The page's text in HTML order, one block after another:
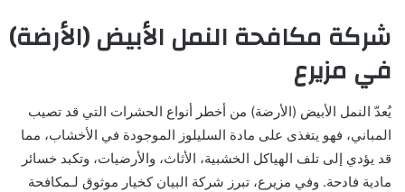
شركة مكافحة النمل الأبيض (الأرضة)
في مزيرع
يُعدّ النمل الأبيض (الأرضة) من أخطر أنواع الحشرات التي قد تصيب
المباني، فهو يتغذى على مادة السليلوز الموجودة في الأخشاب، مما
قد يؤدي إلى تلف الهياكل الخشبية، الأثاث، والأرضيات، وتكبد خسائر
مادية فادحة. وفي مزيرع، تبرز شركة البيان كخيار موثوق لـمكافحة